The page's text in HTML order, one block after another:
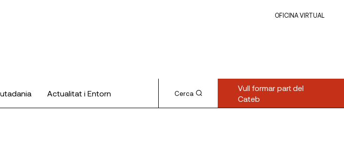
OFICINA VIRTUAL
Actualitat i Entorn Cerca
Vull formar part del
Cateb